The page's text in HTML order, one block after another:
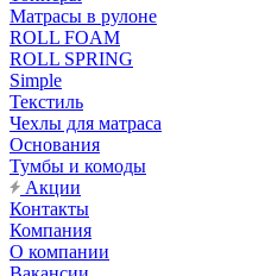
Матрасы в рулоне
ROLL FOAM
ROLL SPRING
Simple
Текстиль
Чехлы для матраса
Основания
Тумбы и комоды
Акции
Контакты
Компания
О компании